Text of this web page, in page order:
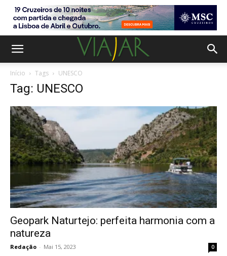
Início Tags UNESCO
Tag: UNESCO
Geopark Naturtejo: perfeita harmonia com a
natureza
Redação - Mai 15, 2023 0